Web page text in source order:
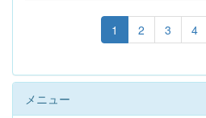
1 2 3 4
メニュー